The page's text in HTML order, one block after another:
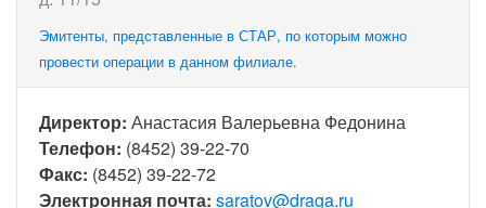
Эмитенты, представленные в СТАР, по которым можно
провести операции в данном филиале.
Директор: Анастасия Валерьевна Федонина
Телефон: (8452) 39-22-70
Факс: (8452) 39-22-72
Электронная почта: saratov@draga.ru